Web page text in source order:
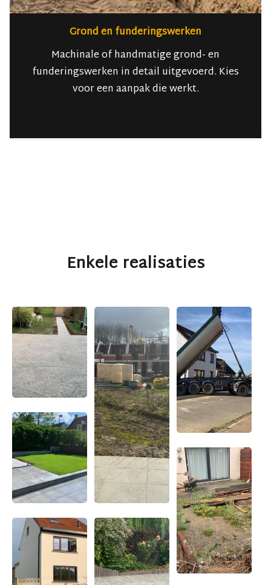
Grond en funderingswerken
Machinale of handmatige grond- en
funderingswerken in detail uitgevoerd. Kies
voor een aanpak die werkt.
Enkele realisaties